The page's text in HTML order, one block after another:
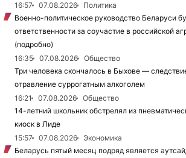
16:57
07.08.2026
Политика
Военно-политическое руководство Беларуси
ответственности за соучастие в российской
(подробно)
16:35
07.08.2026
Общество
Три человека скончалось в Быхове —
отравление суррогатным алкоголем
16:21
07.08.2026
Общество
14-летний школьник обстрелял из
киоск в Лиде
15:57
07.08.2026
Экономика
Беларусь пятый месяц подряд является